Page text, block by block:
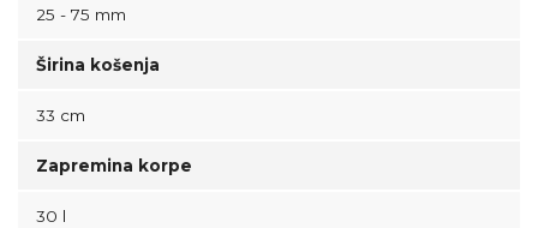
25 - 75 mm
Širina košenja
33 cm
Zapremina korpe
30 l